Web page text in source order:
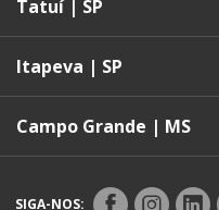
Tatuí | SP
Itapeva | SP
Campo Grande | MS
SIGA-NOS: